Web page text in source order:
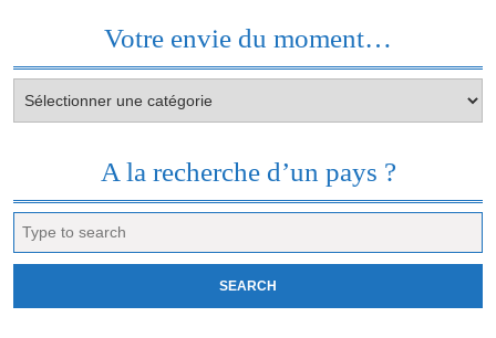
Votre envie du moment…
envie
A la recherche d’un pays ?
for: